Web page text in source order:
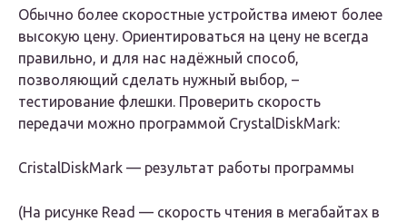
Обычно более скоростные устройства имеют более
высокую цену. Ориентироваться на цену не всегда
правильно, и для нас надёжный способ,
позволяющий сделать нужный выбор, –
тестирование флешки. Проверить скорость
передачи можно программой CrystalDiskMark:
CristalDiskMark — результат работы программы
(На рисунке Read — скорость чтения в мегабайтах в